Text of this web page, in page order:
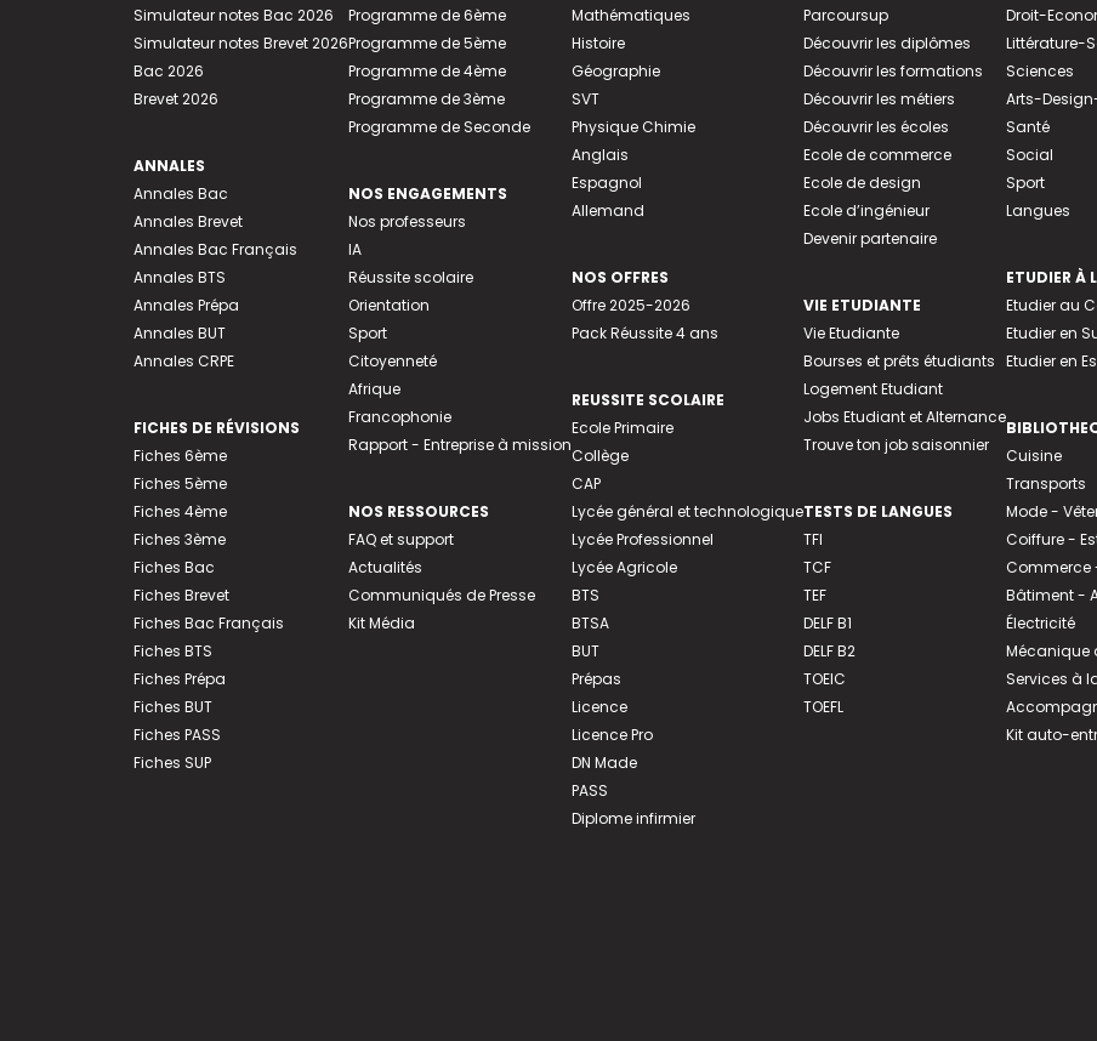
Simulateur notes Bac 2026
Simulateur notes Brevet 2026
Bac 2026
Brevet 2026
ANNALES
Annales Bac
Annales Brevet
Annales Bac Français
Annales BTS
Annales Prépa
Annales BUT
Annales CRPE
FICHES DE RÉVISIONS
Fiches 6ème
Fiches 5ème
Fiches 4ème
Fiches 3ème
Fiches Bac
Fiches Brevet
Fiches Bac Français
Fiches BTS
Fiches Prépa
Fiches BUT
Fiches PASS
Fiches SUP
Programme de 6ème
Programme de 5ème
Programme de 4ème
Programme de 3ème
Programme de Seconde
NOS ENGAGEMENTS
Nos professeurs
IA
Réussite scolaire
Orientation
Sport
Citoyenneté
Afrique
Francophonie
Rapport - Entreprise à mission
NOS RESSOURCES
FAQ et support
Actualités
Communiqués de Presse
Kit Média
Mathématiques
Histoire
Géographie
SVT
Physique Chimie
Anglais
Espagnol
Allemand
NOS OFFRES
Offre 2025-2026
Pack Réussite 4 ans
REUSSITE SCOLAIRE
Ecole Primaire
Collège
CAP
Lycée général et technologique
Lycée Professionnel
Lycée Agricole
BTS
BTSA
BUT
Prépas
Licence
Licence Pro
DN Made
PASS
Diplome infirmier
Parcoursup
Découvrir les diplômes
Découvrir les formations
Découvrir les métiers
Découvrir les écoles
Ecole de commerce
Ecole de design
Ecole d’ingénieur
Devenir partenaire
VIE ETUDIANTE
Vie Etudiante
Bourses et prêts étudiants
Logement Etudiant
Jobs Etudiant et Alternance
Trouve ton job saisonnier
TESTS DE LANGUES
TFI
TCF
TEF
DELF B1
DELF B2
TOEIC
TOEFL
Droit-
Littérature-
Sciences
Arts-
Santé
Social
Sport
Langues
ETUDIER À
Etudier au
Etudier en
Etudier en
Cuisine
Transports
Mode -
Coiffure -
Commerce
Bâtiment -
Électricité
Mécanique
Services à
Kit auto-